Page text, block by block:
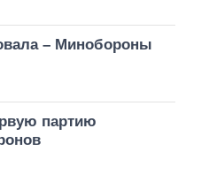
– Минобороны
партию